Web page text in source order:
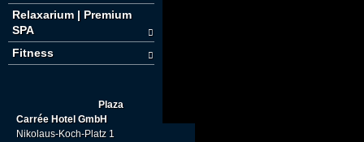
Relaxarium | Premium
SPA
Fitness
Plaza
Carrée Hotel GmbH
Nikolaus-Koch-Platz 1